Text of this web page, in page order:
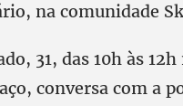
na comunidade
31, das 10h às
conversa com a